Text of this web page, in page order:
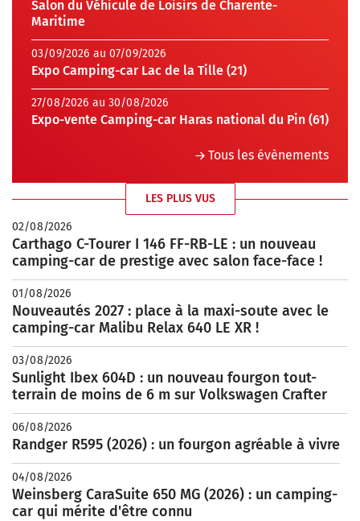
Salon du Véhicule de Loisirs de Charente-
Maritime
03/09/2026 au 07/09/2026
Expo Camping-car Lac de la Tille (21)
27/08/2026 au 30/08/2026
Expo-vente Camping-car Haras national du Pin (61)
Tous les évènements
LES PLUS VUS
02/08/2026
Carthago C-Tourer I 146 FF-RB-LE : un nouveau
camping-car de prestige avec salon face-face !
01/08/2026
Nouveautés 2027 : place à la maxi-soute avec le
camping-car Malibu Relax 640 LE XR !
03/08/2026
Sunlight Ibex 604D : un nouveau fourgon tout-
terrain de moins de 6 m sur Volkswagen Crafter
06/08/2026
Randger R595 (2026) : un fourgon agréable à vivre
04/08/2026
Weinsberg CaraSuite 650 MG (2026) : un camping-
car qui mérite d'être connu